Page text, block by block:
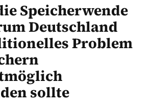
Speicherwende
Deutschland
Problem
sollte